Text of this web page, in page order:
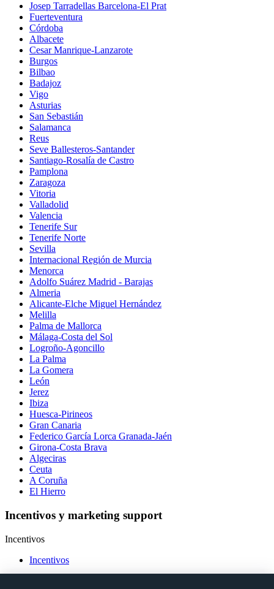
Josep Tarradellas Barcelona-El Prat
Fuerteventura
Córdoba
Albacete
Cesar Manrique-Lanzarote
Burgos
Bilbao
Badajoz
Vigo
Asturias
San Sebastián
Salamanca
Reus
Seve Ballesteros-Santander
Santiago-Rosalía de Castro
Pamplona
Zaragoza
Vitoria
Valladolid
Valencia
Tenerife Sur
Tenerife Norte
Sevilla
Internacional Región de Murcia
Menorca
Adolfo Suárez Madrid - Barajas
Almeria
Alicante-Elche Miguel Hernández
Melilla
Palma de Mallorca
Málaga-Costa del Sol
Logroño-Agoncillo
La Palma
La Gomera
León
Jerez
Ibiza
Huesca-Pirineos
Gran Canaria
Federico García Lorca Granada-Jaén
Girona-Costa Brava
Algeciras
Ceuta
A Coruña
El Hierro
Incentivos y marketing support
Incentivos
Incentivos